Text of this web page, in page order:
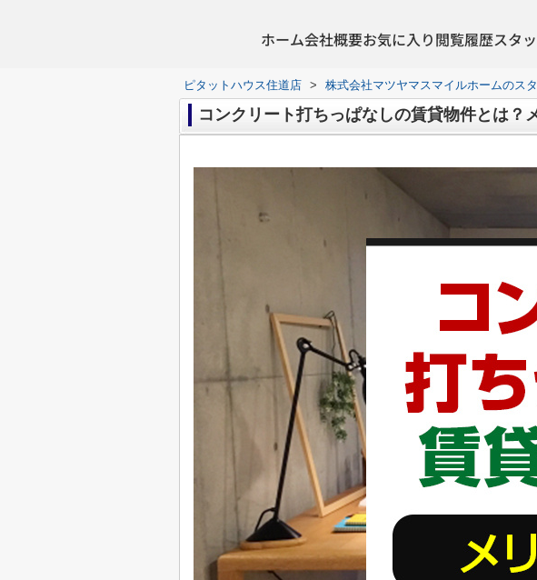
ホーム会社概要お気に入り閲覧履歴スタ
ピタットハウス住道店 > 株式会社マツヤマスマイルホームのス
コンクリート打ちっぱなしの賃貸物件とは？